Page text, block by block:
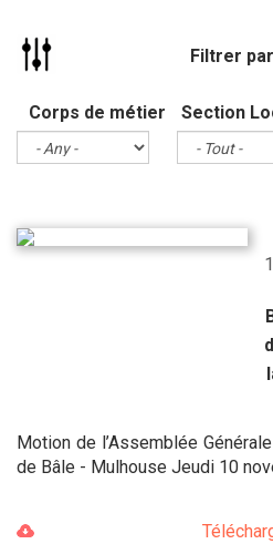
Filtrer
Corps de métier Section
Motion de l’Assemblée
de Bâle - Mulhouse Jeudi 10